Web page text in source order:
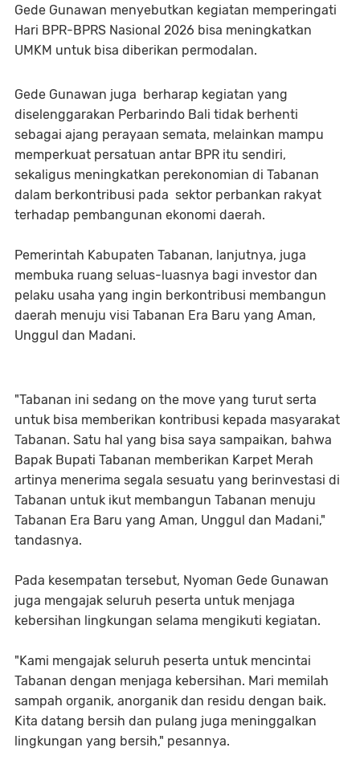
Gede Gunawan menyebutkan kegiatan memperingati
Hari BPR-BPRS Nasional 2026 bisa meningkatkan
UMKM untuk bisa diberikan permodalan.
Gede Gunawan juga berharap kegiatan yang
diselenggarakan Perbarindo Bali tidak berhenti
sebagai ajang perayaan semata, melainkan mampu
memperkuat persatuan antar BPR itu sendiri,
sekaligus meningkatkan perekonomian di Tabanan
dalam berkontribusi pada sektor perbankan rakyat
terhadap pembangunan ekonomi daerah.
Pemerintah Kabupaten Tabanan, lanjutnya, juga
membuka ruang seluas-luasnya bagi investor dan
pelaku usaha yang ingin berkontribusi membangun
daerah menuju visi Tabanan Era Baru yang Aman,
Unggul dan Madani.
"Tabanan ini sedang on the move yang turut serta
untuk bisa memberikan kontribusi kepada masyarakat
Tabanan. Satu hal yang bisa saya sampaikan, bahwa
Bapak Bupati Tabanan memberikan Karpet Merah
artinya menerima segala sesuatu yang berinvestasi di
Tabanan untuk ikut membangun Tabanan menuju
Tabanan Era Baru yang Aman, Unggul dan Madani,"
tandasnya.
Pada kesempatan tersebut, Nyoman Gede Gunawan
juga mengajak seluruh peserta untuk menjaga
kebersihan lingkungan selama mengikuti kegiatan.
"Kami mengajak seluruh peserta untuk mencintai
Tabanan dengan menjaga kebersihan. Mari memilah
sampah organik, anorganik dan residu dengan baik.
Kita datang bersih dan pulang juga meninggalkan
lingkungan yang bersih," pesannya.